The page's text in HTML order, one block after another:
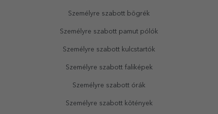
Személyre szabott bögrék
Személyre szabott pamut pólók
Személyre szabott kulcstartók
Személyre szabott faliképek
Személyre szabott órák
Személyre szabott kötények